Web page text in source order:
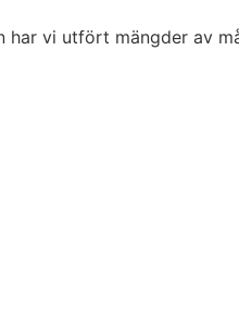
vi utfört mängder av